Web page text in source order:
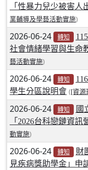
餐飲管理
北台灣私校
啟英高中-
啟英高中-
「性暴力兒少被害人
業輔導及學藝活動實施)
2026-06-24 轉知
社會情緒學習與生命
藝活動實施)
2026-06-24 轉知
學生分區說明會 ([資源
2026-06-24 轉知
國
「2026台科戀鏈資訊
動實施)
2026-06-24 轉知
財
見疾病獎助學金」申